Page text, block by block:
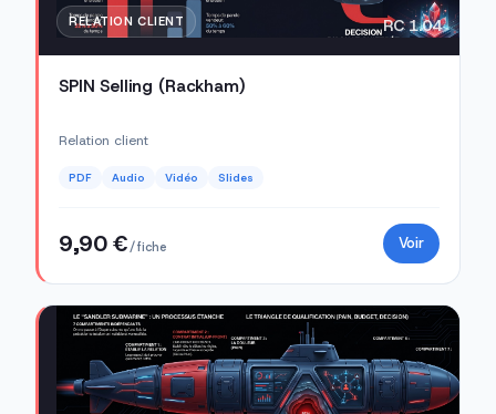
RELATION CLIENT RC 1.04
SPIN Selling (Rackham)
Relation client
PDF Audio Vidéo Slides
9,90 €/ fiche Voir